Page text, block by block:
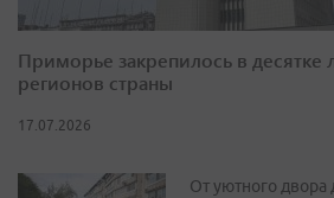
Приморье закрепилось в десятке
регионов страны
17.07.2026
От уютного